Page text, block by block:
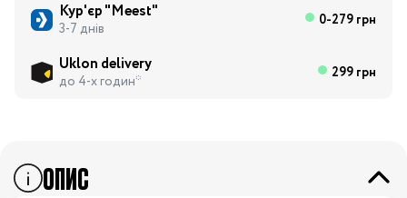
Кур'єр "Meest"
3-7 днів 0-279 грн
Uklon delivery
до 4-х годин* 299 грн
ОПИС